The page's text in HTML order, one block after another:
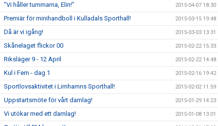
”Vi håller tummarna, Elin!” 2015-04-07 18:30
Premiär för minihandboll i Kulladals Sporthall! 2015-03-15 19:48
Då är vi igång! 2015-03-03 13:31
Skånelaget flickor 00 2015-02-22 15:33
Riksläger 9 - 12 April 2015-02-22 14:48
Kul i Fem - dag 1 2015-02-16 19:42
Sportlovsaktivitet i Limhamns Sporthall! 2015-02-02 11:59
Uppstartsmöte för vårt damlag! 2015-01-29 14:23
Vi utökar med ett damlag! 2015-01-08 13:01